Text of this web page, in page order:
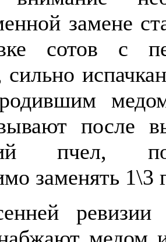
замене
сотов с
сильно
после
пчел,
заменять 1\3